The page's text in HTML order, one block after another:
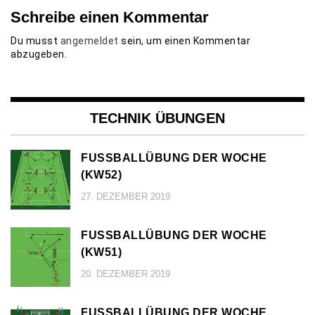
Schreibe einen Kommentar
Du musst angemeldet sein, um einen Kommentar
abzugeben.
TECHNIK ÜBUNGEN
FUSSBALLÜBUNG DER WOCHE (
KW52)
27. DEZEMBER 2019
FUSSBALLÜBUNG DER WOCHE (
KW51)
20. DEZEMBER 2019